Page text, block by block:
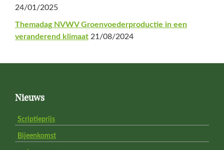
24/01/2025
Themadag NVWV Groenvoederproductie in een
veranderend klimaat 21/08/2024
FooterNieuws
Scriptieprijs
Bijeenkomst